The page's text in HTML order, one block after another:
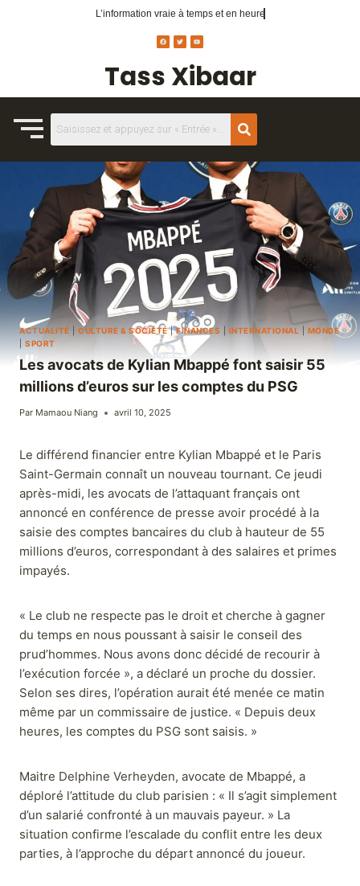
Tass Xibaar
L’information vraie à temps et en heure
ACTUALITÉ CULTURE & SOCIÉTÉ|FINANCES INTERNATIONAL
MONDE
SPORT
Les avocats de Kylian Mbappé font saisir 55
millions d’euros sur les comptes du PSG
Par Mamaou Niang avril 10, 2025
Le différend financier entre Kylian Mbappé et le Paris
Saint-Germain connaît un nouveau tournant. Ce jeudi
après-midi, les avocats de l’attaquant français ont
annoncé en conférence de presse avoir procédé à la
saisie des comptes bancaires du club à hauteur de 55
millions d’euros, correspondant à des salaires et primes
impayés.
« Le club ne respecte pas le droit et cherche à gagner
du temps en nous poussant à saisir le conseil des
prud’hommes. Nous avons donc décidé de recourir à
l’exécution forcée », a déclaré un proche du dossier.
Selon ses dires, l’opération aurait été menée ce matin
même par un commissaire de justice. « Depuis deux
heures, les comptes du PSG sont saisis. »
Maitre Delphine Verheyden, avocate de Mbappé, a
déploré l’attitude du club parisien : « Il s’agit simplement
d’un salarié confronté à un mauvais payeur. » La
situation confirme l’escalade du conflit entre les deux
parties, à l’approche du départ annoncé du joueur.